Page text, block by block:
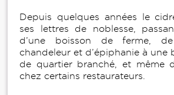
Depuis quelques années le
ses lettres de noblesse,
d’une boisson de ferme,
chandeleur et d’épiphanie à une
de quartier branché, et même
chez certains restaurateurs.